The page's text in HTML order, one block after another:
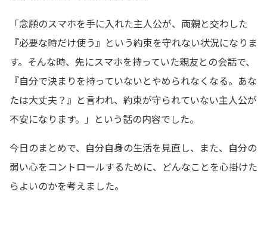
「念願のスマホを手に入れた主人公が、両親と交わした
『必要な時だけ使う』という約束を守れない状況になりま
す。そんな時、先にスマホを持っていた親友との会話で、
『自分で決まりを持っていないとやめられなくなる。あな
たは大丈夫？』と言われ、約束が守られていない主人公が
不安になります。」という話の内容でした。
今日のまとめで、自分自身の生活を見直し、また、自分の
弱い心をコントロールするために、どんなことを心掛けた
らよいのかを考えました。